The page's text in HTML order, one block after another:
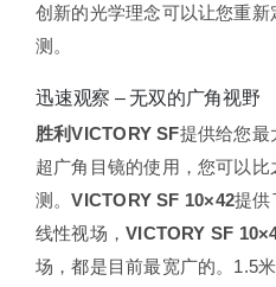
创新的光学理念可以让您重
测。
迅速观察 – 无双的广角视野
胜利VICTORY SF提供给您最
超广角目镜的使用，您可以
测。VICTORY SF 10×42提供
线性视场，VICTORY SF
场，都是目前最宽广的。1.5